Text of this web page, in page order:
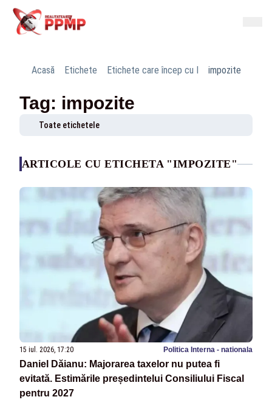
Acasă Etichete Etichete care încep cu I impozite
Tag: impozite
Toate etichetele
ARTICOLE CU ETICHETA "IMPOZITE"
15 iul. 2026, 17:20 Politica Interna - nationala
Daniel Dăianu: Majorarea taxelor nu putea fi
evitată. Estimările președintelui Consiliului Fiscal
pentru 2027